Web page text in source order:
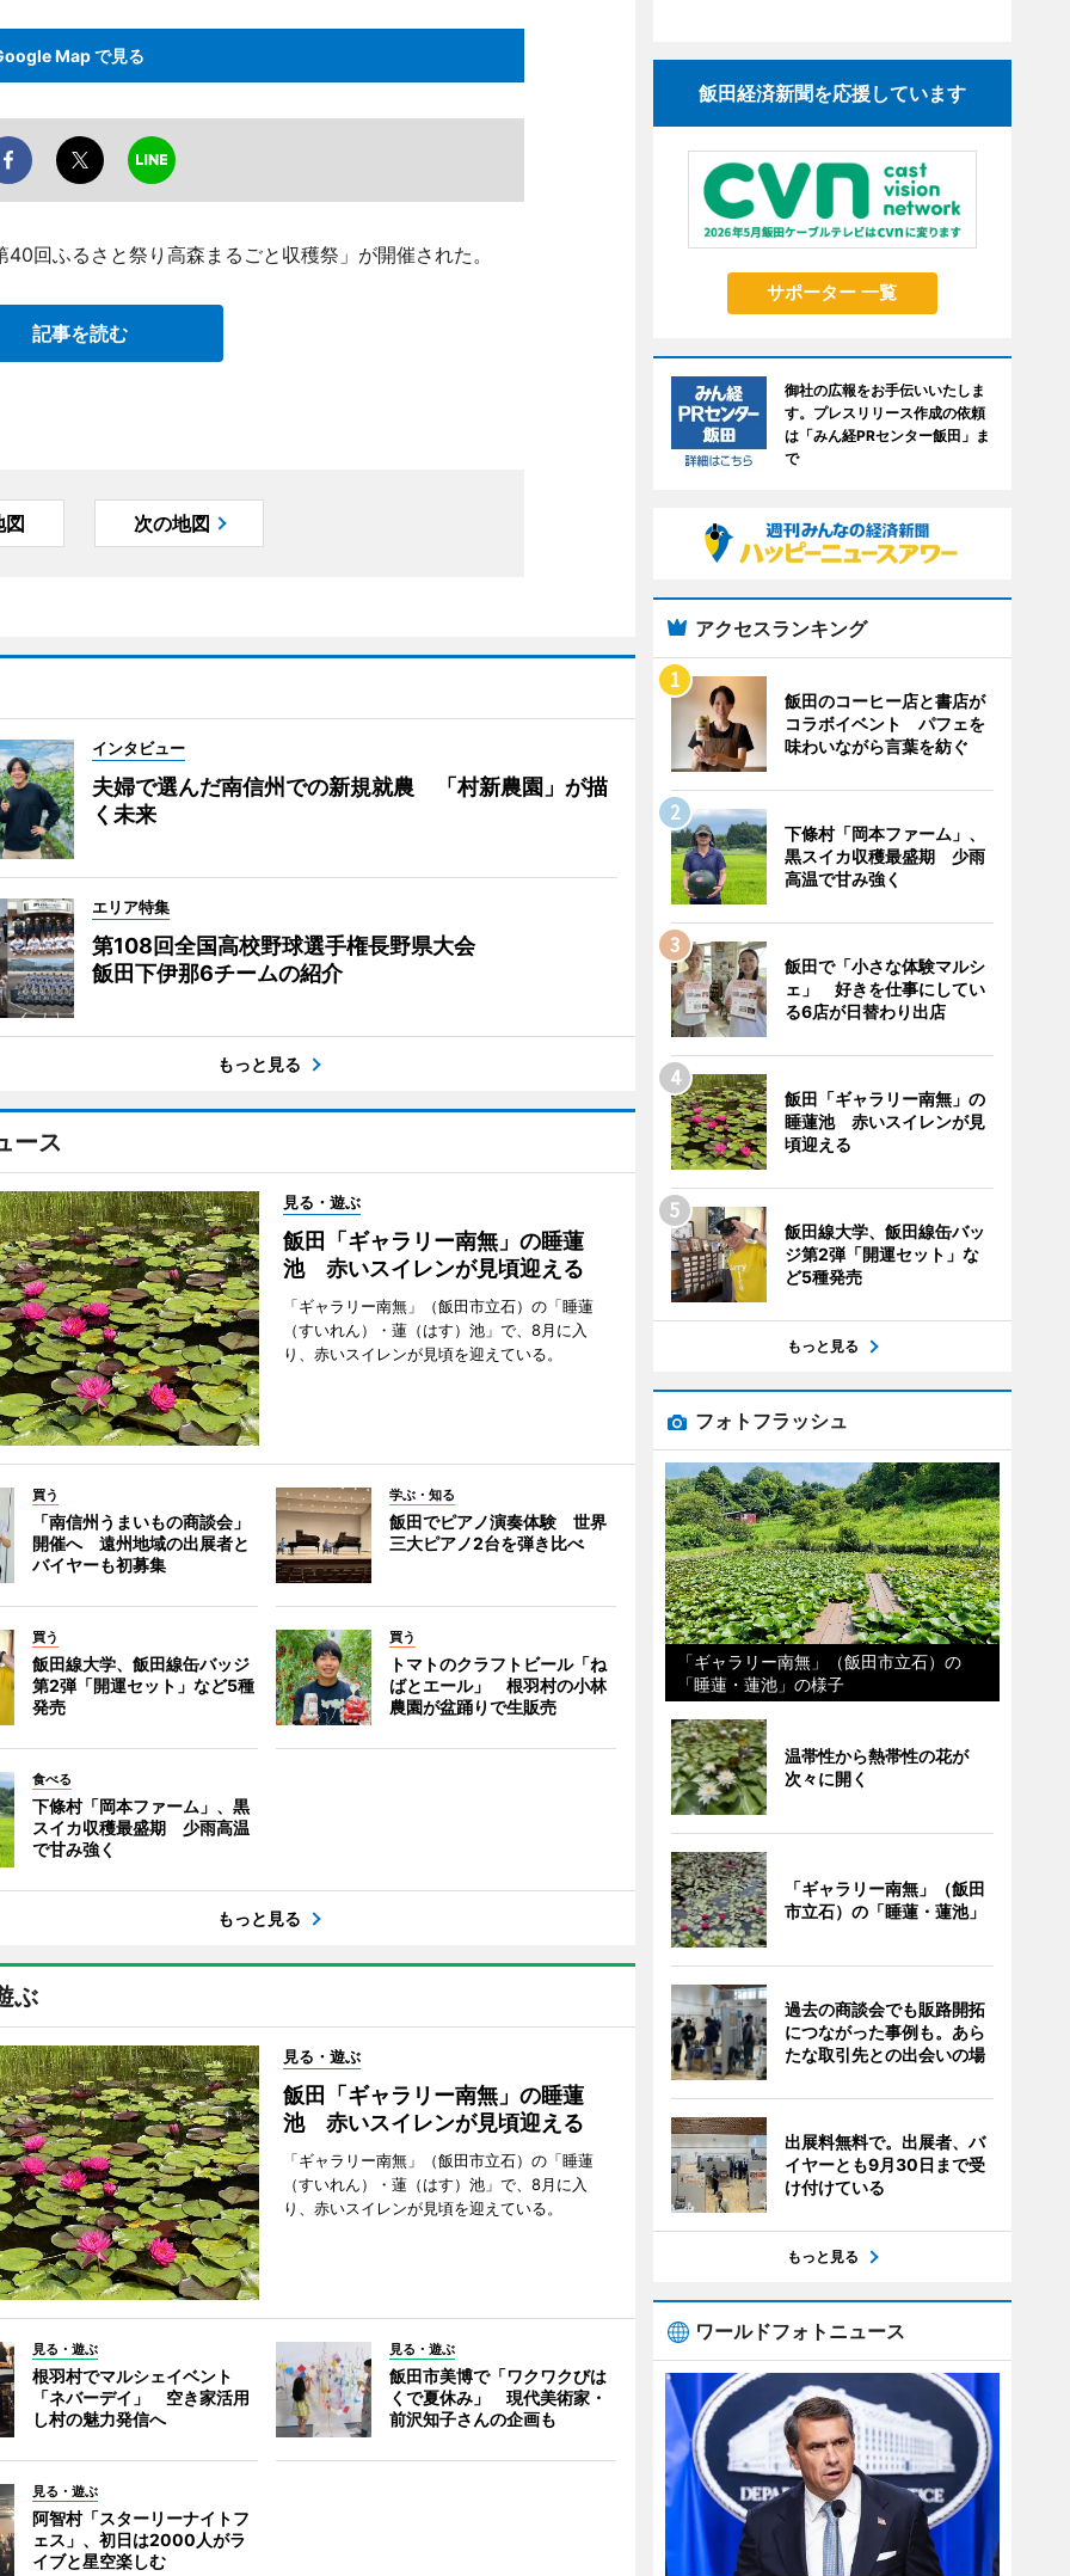
Map で見る
回ふるさと祭り高森まるごと収穫祭」が開催された。
記事を読む
図 次の地図
インタビュー
夫婦で選んだ南信州での新規就農 「村新農園」が描
く未来
エリア特集
第108回全国高校野球選手権長野県大会
飯田下伊那6チームの紹介
もっと見る
ース
見る・遊ぶ
飯田「ギャラリー南無」の睡蓮
池 赤いスイレンが見頃迎える
「ギャラリー南無」（飯田市立石）の「睡蓮
（すいれん）・蓮（はす）池」で、8月に入
り、赤いスイレンが見頃を迎えている。
買う
「南信州うまいもの商談会」
開催へ 遠州地域の出展者と
バイヤーも初募集
学ぶ・知る
飯田でピアノ演奏体験 世界
三大ピアノ2台を弾き比べ
買う
飯田線大学、飯田線缶バッジ
第2弾「開運セット」など5種
発売
買う
トマトのクラフトビール「ね
ばとエール」 根羽村の小林
農園が盆踊りで生販売
食べる
下條村「岡本ファーム」、黒
スイカ収穫最盛期 少雨高温
で甘み強く
もっと見る
ぶ
見る・遊ぶ
飯田「ギャラリー南無」の睡蓮
池 赤いスイレンが見頃迎える
「ギャラリー南無」（飯田市立石）の「睡蓮
（すいれん）・蓮（はす）池」で、8月に入
り、赤いスイレンが見頃を迎えている。
見る・遊ぶ
根羽村でマルシェイベント
「ネバーデイ」 空き家活用
し村の魅力発信へ
見る・遊ぶ
飯田市美博で「ワクワクびは
くで夏休み」 現代美術家・
前沢知子さんの企画も
見る・遊ぶ
阿智村「スターリーナイトフ
ェス」、初日は2000人がラ
イブと星空楽しむ
飯田経済新聞を応援しています
サポーター 一覧
御社の広報をお手伝いいたしま
す。プレスリリース作成の依頼
は「みん経PRセンター飯田」ま
で
アクセスランキング
飯田のコーヒー店と書店が
コラボイベント パフェを
味わいながら言葉を紡ぐ
下條村「岡本ファーム」、
黒スイカ収穫最盛期 少雨
高温で甘み強く
飯田で「小さな体験マルシ
ェ」 好きを仕事にしてい
る6店が日替わり出店
飯田「ギャラリー南無」の
睡蓮池 赤いスイレンが見
頃迎える
飯田線大学、飯田線缶バッ
ジ第2弾「開運セット」な
ど5種発売
もっと見る
フォトフラッシュ
「ギャラリー南無」（飯田市立石）の
「睡蓮・蓮池」の様子
温帯性から熱帯性の花が
次々に開く
「ギャラリー南無」（飯田
市立石）の「睡蓮・蓮池」
過去の商談会でも販路開拓
につながった事例も。あら
たな取引先との出会いの場
出展料無料で。出展者、バ
イヤーとも9月30日まで受
け付けている
もっと見る
ワールドフォトニュース